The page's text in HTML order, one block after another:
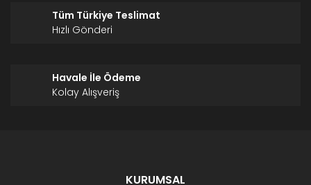
Tüm Türkiye Teslimat
Hızlı Gönderi
Havale İle Ödeme
Kolay Alışveriş
KURUMSAL